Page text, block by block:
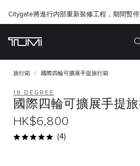
Citygate將進行内部重新裝修工程，期間暫
旅行箱 國際四輪可擴展手提旅行箱
19 DEGREE
國際四輪可擴展手提
HK$6,800
(4)